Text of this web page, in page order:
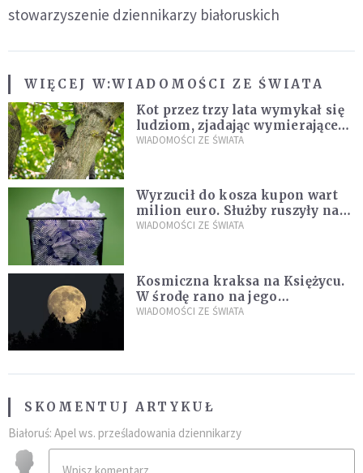
stowarzyszenie dziennikarzy białoruskich
WIĘCEJ W:WIADOMOŚCI ZE ŚWIATA
Kot przez trzy lata wymykał się
ludziom, zjadając wymierające
kaczki. W końcu popełnił
WIADOMOŚCI ZE ŚWIATA
Wyrzucił do kosza kupon wart
milion euro. Służby ruszyły na
poszukiwania
WIADOMOŚCI ZE ŚWIATA
Kosmiczna kraksa na Księżycu.
W środę rano na jego
powierzchni dojdzie do
WIADOMOŚCI ZE ŚWIATA
SKOMENTUJ ARTYKUŁ
Białoruś: Apel ws. prześladowania dziennikarzy